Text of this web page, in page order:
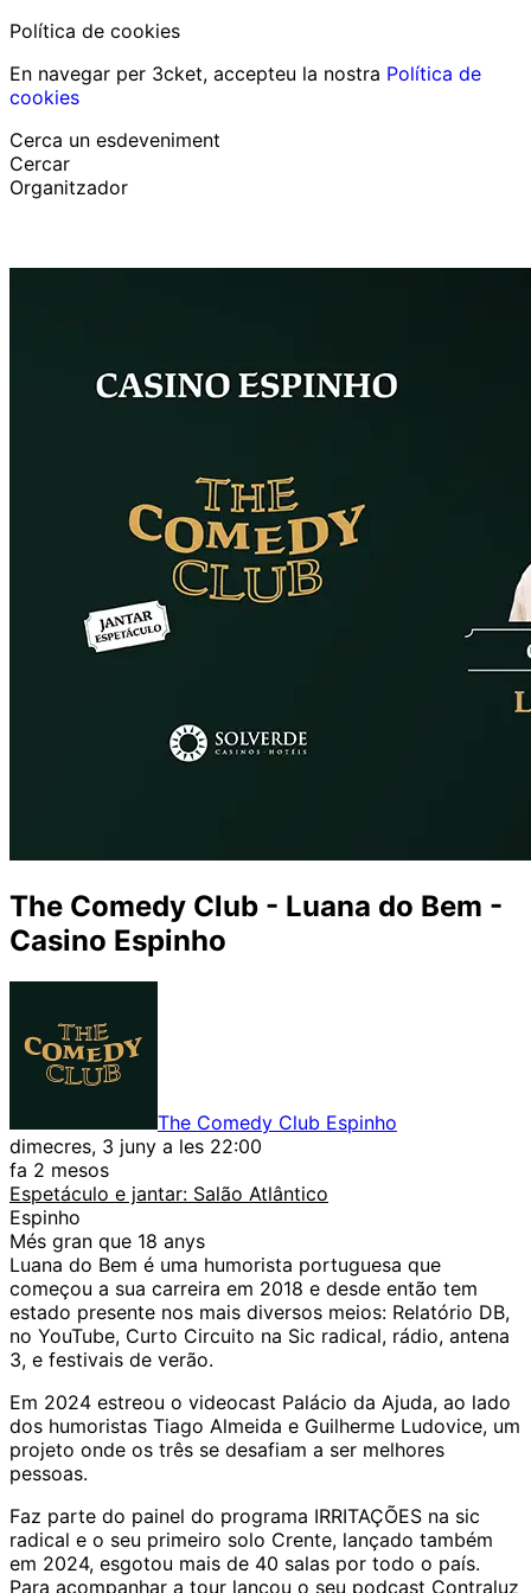
Política de cookies
En navegar per 3cket, accepteu la nostra Política de
cookies
Cerca un esdeveniment
Cercar
Organitzador
Català
The Comedy Club - Luana do Bem -
Casino Espinho
The Comedy Club Espinho
dimecres, 3 juny a les 22:00
fa 2 mesos
Espetáculo e jantar: Salão Atlântico
Espinho
Més gran que 18 anys
Luana do Bem é uma humorista portuguesa que
começou a sua carreira em 2018 e desde então tem
estado presente nos mais diversos meios: Relatório DB,
no YouTube, Curto Circuito na Sic radical, rádio, antena
3, e festivais de verão.
Em 2024 estreou o videocast Palácio da Ajuda, ao lado
dos humoristas Tiago Almeida e Guilherme Ludovice, um
projeto onde os três se desafiam a ser melhores
pessoas.
Faz parte do painel do programa IRRITAÇÕES na sic
radical e o seu primeiro solo Crente, lançado também
em 2024, esgotou mais de 40 salas por todo o país.
Para acompanhar a tour lançou o seu podcast Contraluz